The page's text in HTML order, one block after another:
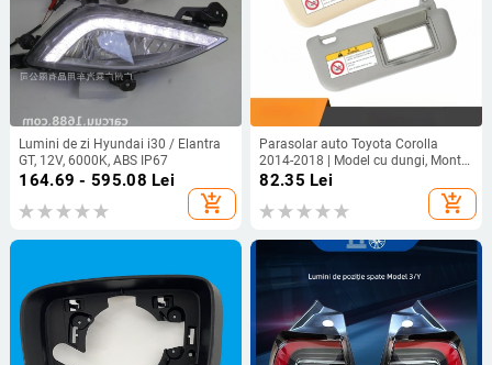
Lumini de zi Hyundai i30 / Elantra
GT, 12V, 6000K, ABS IP67
164.69 - 595.08 Lei
add_shopping_cart
Parasolar auto Toyota Corolla
2014-2018 | Model cu dungi, Montaj
încorporat; Brand: chm, Material:
20213, Compatibil cu: Toyota
82.35 Lei
add_shopping_cart